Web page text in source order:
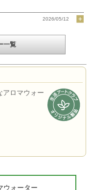
2026/05/12
一覧
アロマウォー
ウォーター